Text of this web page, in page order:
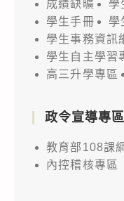
成績缺曠
學
學生手冊
學
學生事務資訊
學生自主學習
高三升學專區
政令宣導專區
教育部108課
內控稽核專區